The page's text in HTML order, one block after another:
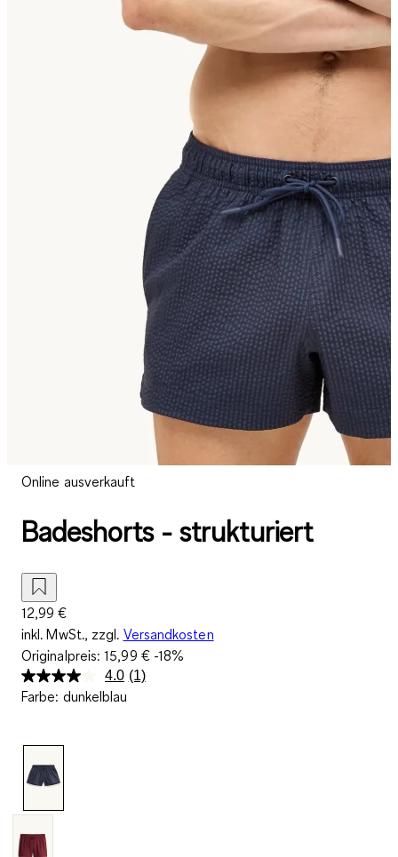
Online ausverkauft
Badeshorts - strukturiert
12,99 €
inkl. MwSt., zzgl. Versandkosten
Originalpreis:15,99 €-18%
4.0 Bewertung
(1)
Farbe: dunkelblau